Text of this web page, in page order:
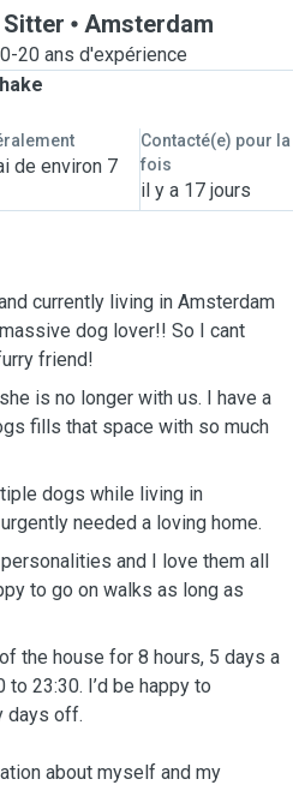
Sitter Amsterdam
20 ans d'expérience
de environ 7
Contacté(e) pour
fois
il y a 17 jours
currently living in Amsterdam
dog lover!! So I cant
friend!
is no longer with us. I have a
fills that space with so much
dogs while living in
needed a loving home.
and I love them all
to go on walks as long as
the house for 8 hours, 5 days a
23:30. I’d be happy to
days off.
about myself and my